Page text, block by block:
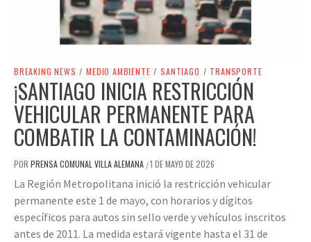
BREAKING NEWS / MEDIO AMBIENTE / SANTIAGO / TRANSPORTE
¡SANTIAGO INICIA RESTRICCIÓN
VEHICULAR PERMANENTE PARA
COMBATIR LA CONTAMINACIÓN!
POR PRENSA COMUNAL VILLA ALEMANA /1 DE MAYO DE 2026
La Región Metropolitana inició la restricción vehicular
permanente este 1 de mayo, con horarios y dígitos
específicos para autos sin sello verde y vehículos inscritos
antes de 2011. La medida estará vigente hasta el 31 de